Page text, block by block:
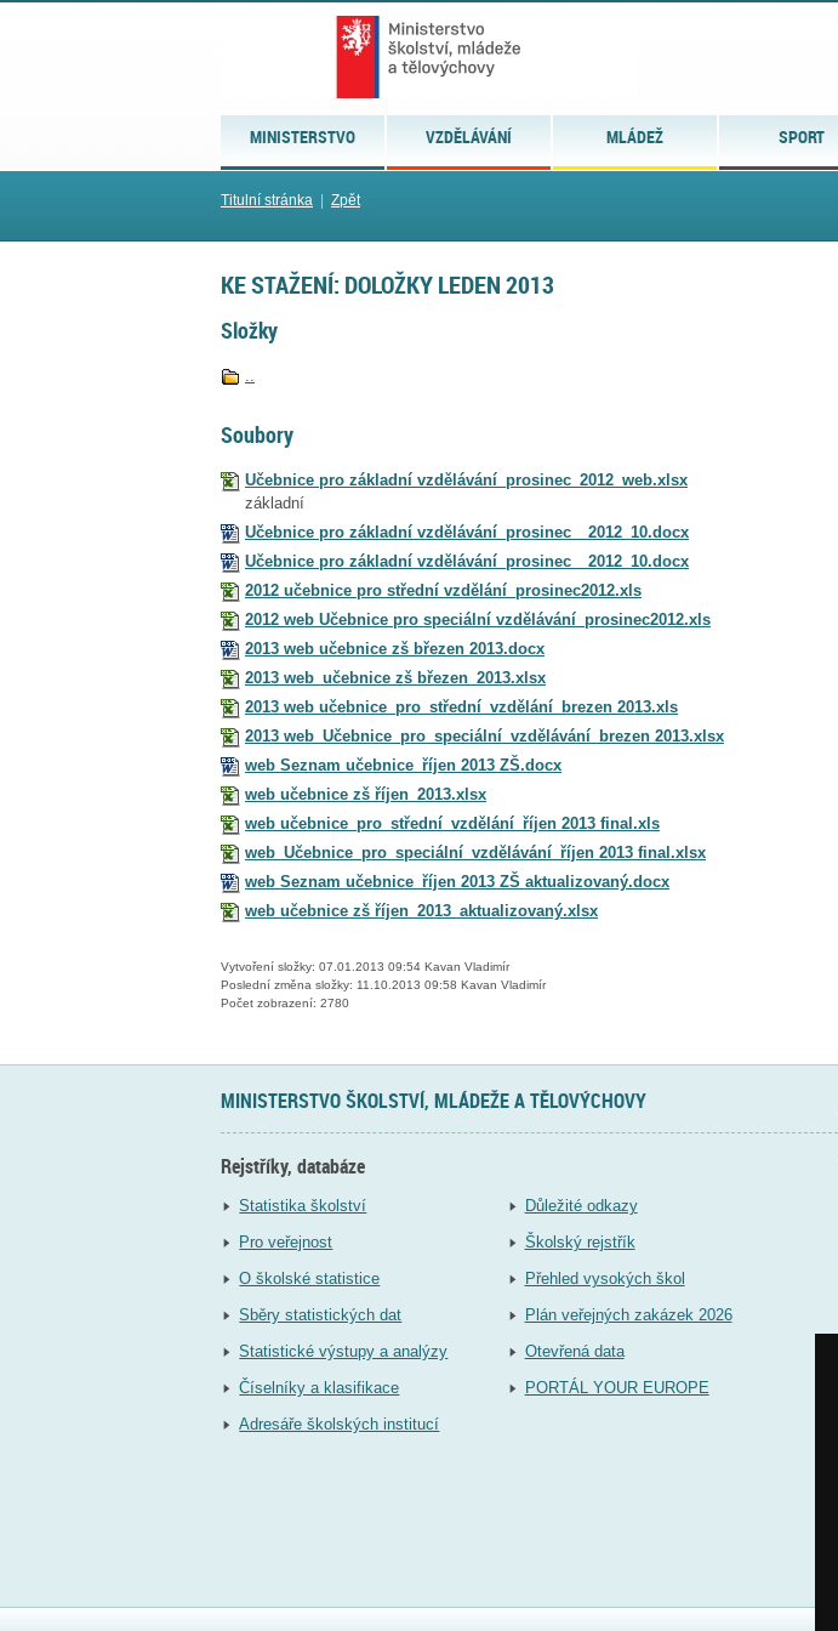
MINISTERSTVO VZDĚLÁVÁNÍ MLÁDEŽ SPORT
Titulní stránka Zpět
KE STAŽENÍ: DOLOŽKY LEDEN 2013
Složky
..
Soubory
Učebnice pro základní vzdělávání_prosinec_2012_web.xlsx
základní
Učebnice pro základní vzdělávání_prosinec__2012_10.docx
Učebnice pro základní vzdělávání_prosinec__2012_10.docx
2012 učebnice pro střední vzdělání_prosinec2012.xls
2012 web Učebnice pro speciální vzdělávání_prosinec2012.xls
2013 web učebnice zš březen 2013.docx
2013 web_učebnice zš březen_2013.xlsx
2013 web učebnice_pro_střední_vzdělání_brezen 2013.xls
2013 web_Učebnice_pro_speciální_vzdělávání_brezen 2013.xlsx
web Seznam učebnice_říjen 2013 ZŠ.docx
web učebnice zš říjen_2013.xlsx
web učebnice_pro_střední_vzdělání_říjen 2013 final.xls
web_Učebnice_pro_speciální_vzdělávání_říjen 2013 final.xlsx
web Seznam učebnice_říjen 2013 ZŠ aktualizovaný.docx
web učebnice zš říjen_2013_aktualizovaný.xlsx
Vytvoření složky: 07.01.2013 09:54 Kavan Vladimír
Poslední změna složky: 11.10.2013 09:58 Kavan Vladimír
Počet zobrazení: 2780
MINISTERSTVO ŠKOLSTVÍ, MLÁDEŽE A TĚLOVÝCHOVY
Rejstříky, databáze
Statistika školství
Pro veřejnost
O školské statistice
Sběry statistických dat
Statistické výstupy a analýzy
Číselníky a klasifikace
Adresáře školských institucí
Důležité odkazy
Školský rejstřík
Přehled vysokých škol
Plán veřejných zakázek 2026
Otevřená data
PORTÁL YOUR EUROPE